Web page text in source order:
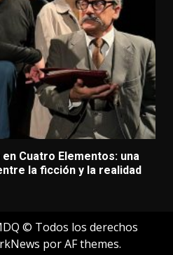
Cuatro Elementos: una
la ficción y la realidad
© Todos los derechos
por AF themes.